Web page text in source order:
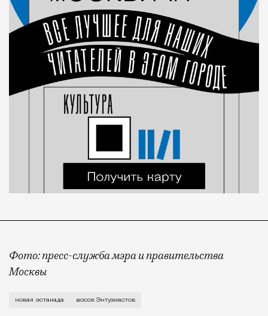
Фото: пресс-служба мэра и правительства
Москвы
Новую шестиполосную эстакаду открыли на
новая эстакада шоссе Энтузиастов